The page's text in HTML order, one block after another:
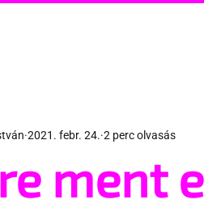
ment
2021. febr. 24. 2 perc olvasás